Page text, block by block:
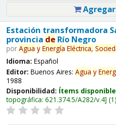
Estación transformadora
provincia deRío Negro
por Agua y Energía Eléctrica,
Idioma: Español
Editor: Buenos Aires: Agua y
1988
Disponibilidad: Ítems
topográfica: 621.374.5/A282/v.4